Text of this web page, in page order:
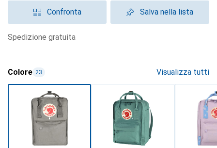
Confronta Salva nella lista
spedizione gratuita
Colore 23 Visualizza tutti